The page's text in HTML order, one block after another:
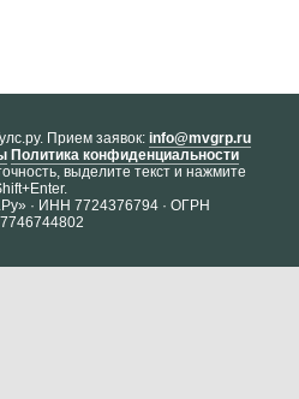
Прием заявок: info@mvgrp.ru
Политика конфиденциальности
выделите текст и нажмите
· ИНН 7724376794 · ОГРН